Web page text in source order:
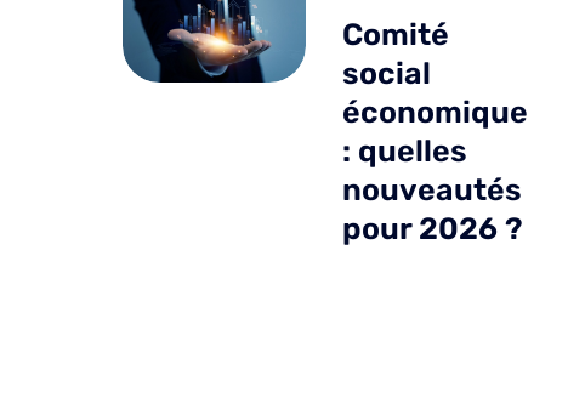
Comité
social
économique
: quelles
nouveautés
pour 2026 ?